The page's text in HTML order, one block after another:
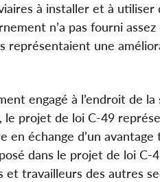
à installer et à
n’a pas fourni
représentaient une
engagé à l’endroit de
le projet de loi C-49
en échange d’un
dans le projet de loi
et travailleurs des autres